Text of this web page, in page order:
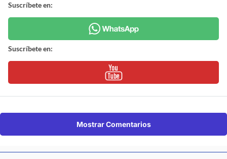
Suscríbete en:
Suscríbete en:
Mostrar Comentarios